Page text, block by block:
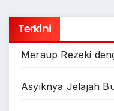
Terkini
Meraup Rezeki
Asyiknya Jelajah